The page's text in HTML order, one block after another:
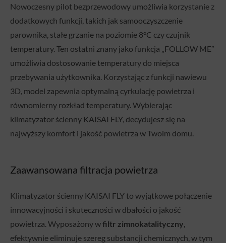
Nowoczesny pilot bezprzewodowy umożliwia korzystanie z
dodatkowych funkcji, takich jak samooczyszczenie
parownika, stałe grzanie na poziomie 8°C czy czujnik
temperatury. Ten ostatni znany jako funkcja „FOLLOW ME”
umożliwia dostosowanie temperatury do miejsca
przebywania użytkownika. Korzystając z funkcji nawiewu
3D, model zapewnia optymalną cyrkulację powietrza i
równomierny rozkład temperatury. Wybierając
klimatyzator ścienny KAISAI FLY, decydujesz się na
najwyższy komfort i jakość powietrza w Twoim domu.
Zaawansowana filtracja powietrza
Klimatyzator ścienny KAISAI FLY to wyjątkowe połączenie
innowacyjności i skuteczności w dbałości o jakość
powietrza. Wyposażony wfiltr zimnokatalityczny,
efektywnie eliminuje szereg substancji chemicznych, w tym